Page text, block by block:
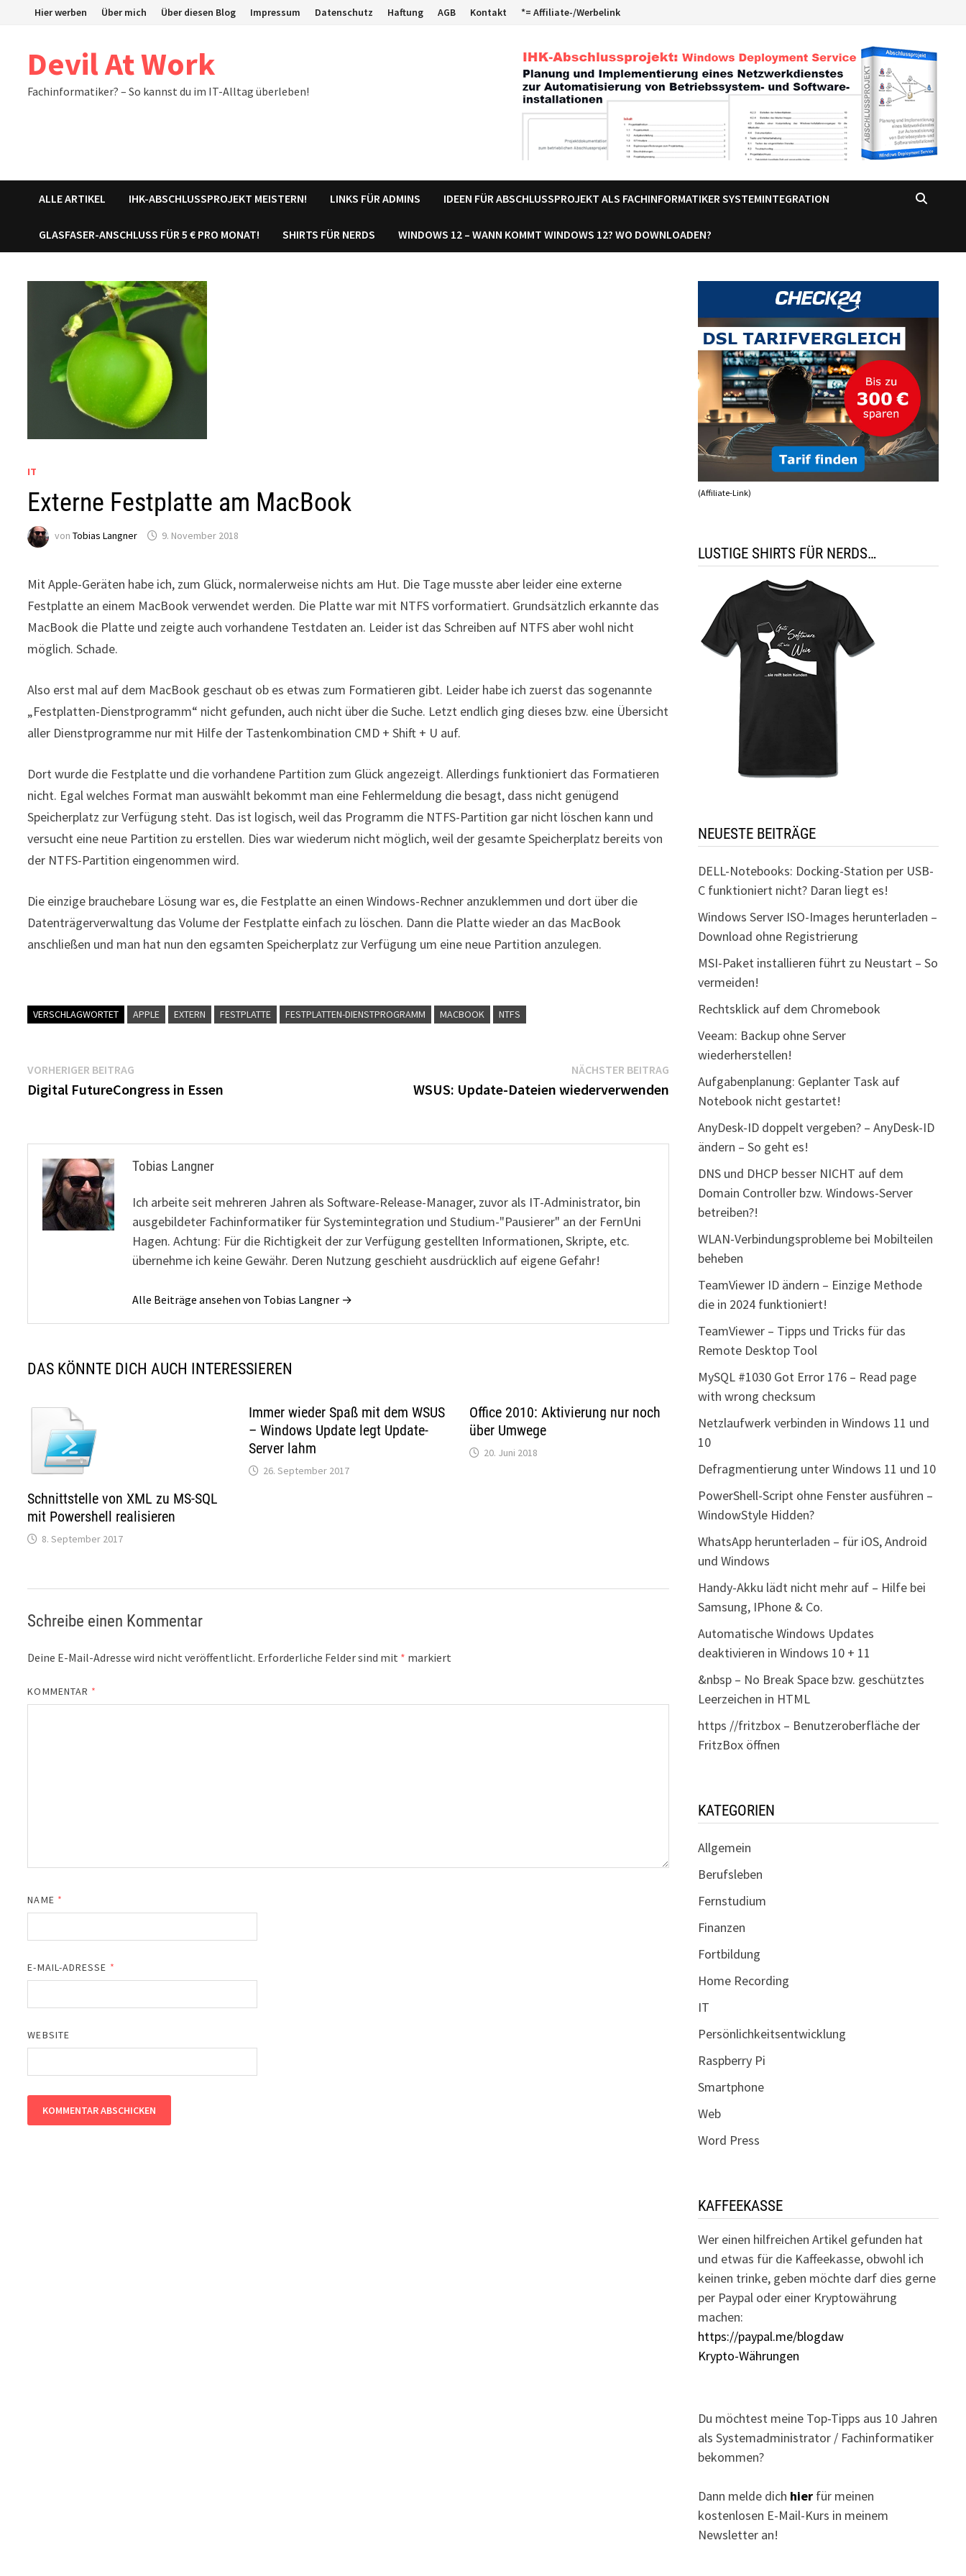
Hier werben Über mich Über diesen Blog Impressum Datenschutz Haftung AGB Kontakt *= Affiliate-/Werbelink
Devil At Work
Fachinformatiker? – So kannst du im IT-Alltag überleben!
ALLE ARTIKEL IHK-ABSCHLUSSPROJEKT MEISTERN! LINKS FÜR ADMINS IDEEN FÜR ABSCHLUSSPROJEKT ALS FACHINFORMATIKER SYSTEMINTEGRATION
GLASFASER-ANSCHLUSS FÜR 5 € PRO MONAT! SHIRTS FÜR NERDS WINDOWS 12 – WANN KOMMT WINDOWS 12? WO DOWNLOADEN?
IT
Externe Festplatte am MacBook
vonTobias Langner 9. November 2018
Mit Apple-Geräten habe ich, zum Glück, normalerweise nichts am Hut. Die Tage musste aber leider eine externe
Festplatte an einem MacBook verwendet werden. Die Platte war mit NTFS vorformatiert. Grundsätzlich erkannte das
MacBook die Platte und zeigte auch vorhandene Testdaten an. Leider ist das Schreiben auf NTFS aber wohl nicht
möglich. Schade.
Also erst mal auf dem MacBook geschaut ob es etwas zum Formatieren gibt. Leider habe ich zuerst das sogenannte
„Festplatten-Dienstprogramm“ nicht gefunden, auch nicht über die Suche. Letzt endlich ging dieses bzw. eine Übersicht
aller Dienstprogramme nur mit Hilfe der Tastenkombination CMD + Shift + U auf.
Dort wurde die Festplatte und die vorhandene Partition zum Glück angezeigt. Allerdings funktioniert das Formatieren
nicht. Egal welches Format man auswählt bekommt man eine Fehlermeldung die besagt, dass nicht genügend
Speicherplatz zur Verfügung steht. Das ist logisch, weil das Programm die NTFS-Partition gar nicht löschen kann und
versucht eine neue Partition zu erstellen. Dies war wiederum nicht möglich, weil der gesamte Speicherplatz bereits von
der NTFS-Partition eingenommen wird.
Die einzige brauchebare Lösung war es, die Festplatte an einen Windows-Rechner anzuklemmen und dort über die
Datenträgerverwaltung das Volume der Festplatte einfach zu löschen. Dann die Platte wieder an das MacBook
anschließen und man hat nun den egsamten Speicherplatz zur Verfügung um eine neue Partition anzulegen.
VERSCHLAGWORTET APPLE EXTERN FESTPLATTE FESTPLATTEN-DIENSTPROGRAMM MACBOOK NTFS
Beitragsnavigation
VORHERIGER BEITRAG
Beitrag:
Digital FutureCongress in Essen
NÄCHSTER BEITRAGNächster
Beitrag:
WSUS: Update-Dateien wiederverwenden
Tobias Langner
Ich arbeite seit mehreren Jahren als Software-Release-Manager, zuvor als IT-Administrator, bin
ausgebildeter Fachinformatiker für Systemintegration und Studium-"Pausierer" an der FernUni
Hagen. Achtung: Für die Richtigkeit der zur Verfügung gestellten Informationen, Skripte, etc.
übernehme ich keine Gewähr. Deren Nutzung geschieht ausdrücklich auf eigene Gefahr!
Alle Beiträge ansehen von Tobias Langner →
DAS KÖNNTE DICH AUCH INTERESSIEREN
Schnittstelle von XML zu MS-SQL
mit Powershell realisieren
8. September 2017
Immer wieder Spaß mit dem WSUS
– Windows Update legt Update-
Server lahm
26. September 2017
Office 2010: Aktivierung nur noch
über Umwege
20. Juni 2018
Schreibe einen Kommentar
Deine E-Mail-Adresse wird nicht veröffentlicht. Erforderliche Felder sind mit * markiert
KOMMENTAR *
NAME *
E-MAIL-ADRESSE *
WEBSITE
(Affiliate-Link)
LUSTIGE SHIRTS FÜR NERDS…
NEUESTE BEITRÄGE
DELL-Notebooks: Docking-Station per USB-
C funktioniert nicht? Daran liegt es!
Windows Server ISO-Images herunterladen –
Download ohne Registrierung
MSI-Paket installieren führt zu Neustart – So
vermeiden!
Rechtsklick auf dem Chromebook
Veeam: Backup ohne Server
wiederherstellen!
Aufgabenplanung: Geplanter Task auf
Notebook nicht gestartet!
AnyDesk-ID doppelt vergeben? – AnyDesk-ID
ändern – So geht es!
DNS und DHCP besser NICHT auf dem
Domain Controller bzw. Windows-Server
betreiben?!
WLAN-Verbindungsprobleme bei Mobilteilen
beheben
TeamViewer ID ändern – Einzige Methode
die in 2024 funktioniert!
TeamViewer – Tipps und Tricks für das
Remote Desktop Tool
MySQL #1030 Got Error 176 – Read page
with wrong checksum
Netzlaufwerk verbinden in Windows 11 und
10
Defragmentierung unter Windows 11 und 10
PowerShell-Script ohne Fenster ausführen –
WindowStyle Hidden?
WhatsApp herunterladen – für iOS, Android
und Windows
Handy-Akku lädt nicht mehr auf – Hilfe bei
Samsung, IPhone & Co.
Automatische Windows Updates
deaktivieren in Windows 10 + 11
&nbsp – No Break Space bzw. geschütztes
Leerzeichen in HTML
https //fritzbox – Benutzeroberfläche der
FritzBox öffnen
KATEGORIEN
Allgemein
Berufsleben
Fernstudium
Finanzen
Fortbildung
Home Recording
IT
Persönlichkeitsentwicklung
Raspberry Pi
Smartphone
Web
Word Press
KAFFEEKASSE
Wer einen hilfreichen Artikel gefunden hat
und etwas für die Kaffeekasse, obwohl ich
keinen trinke, geben möchte darf dies gerne
per Paypal oder einer Kryptowährung
machen:
https://paypal.me/blogdaw
Krypto-Währungen
Du möchtest meine Top-Tipps aus 10 Jahren
als Systemadministrator / Fachinformatiker
bekommen?
Dann melde dich hierfür meinen
kostenlosen E-Mail-Kurs in meinem
Newsletter an!